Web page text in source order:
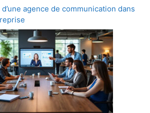
agence de communication dans